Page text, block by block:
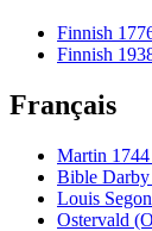
Finnish
Finnish
Français
Martin
Bible
Louis
Ostervald